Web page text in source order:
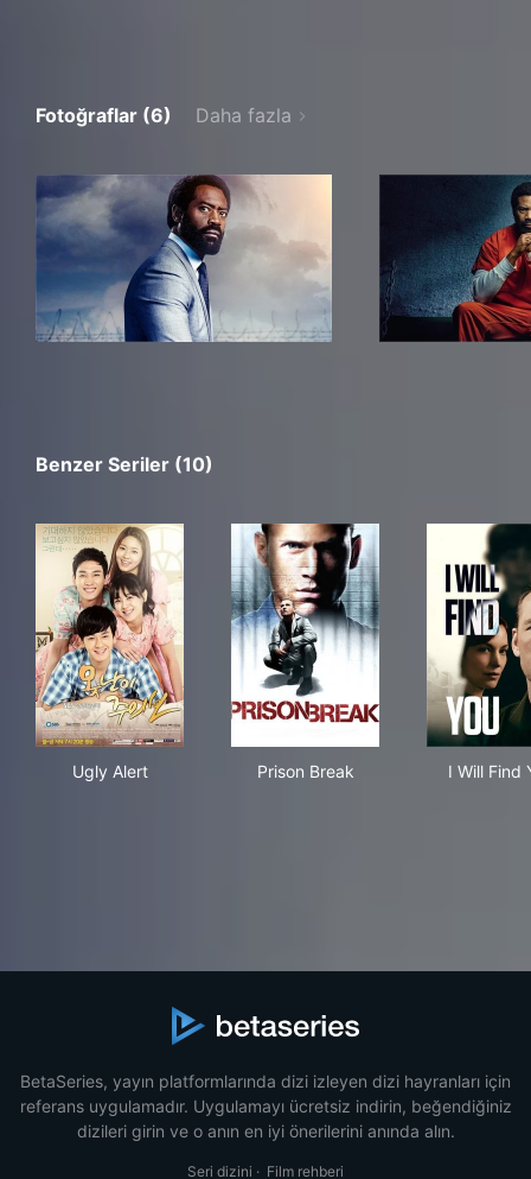
Fotoğraflar (6) Daha fazla
Benzer Seriler (10)
Ugly Alert Prison Break I Will Find
BetaSeries, yayın platformlarında dizi izleyen dizi hayranları için
referans uygulamadır. Uygulamayı ücretsiz indirin, beğendiğiniz
dizileri girin ve o anın en iyi önerilerini anında alın.
Seri dizini · Film rehberi